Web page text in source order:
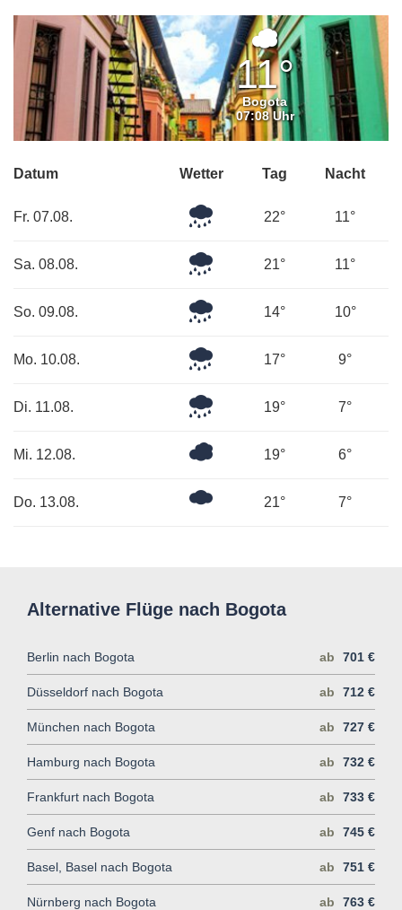
bewölkt
11°
Bogota
07:08 Uhr
Datum Wetter Tag Nacht
Fr. 07.08. 22° 11°
Sa. 08.08. 21° 11°
So. 09.08. 14° 10°
Mo. 10.08. 17° 9°
Di. 11.08. 19° 7°
Mi. 12.08.
Überwiegend
19° 6°
Do. 13.08. 21° 7°
Alternative Flüge nach Bogota
Berlin nach Bogota ab 701 €
Düsseldorf nach Bogota ab 712 €
München nach Bogota ab 727 €
Hamburg nach Bogota ab 732 €
Frankfurt nach Bogota ab 733 €
Genf nach Bogota ab 745 €
Basel, Basel nach Bogota ab 751 €
Nürnberg nach Bogota ab 763 €